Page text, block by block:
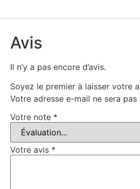
Avis
Il n’y a pas encore d’avis.
Soyez le premier à laisser votre
Votre adresse e-mail ne sera pas
Votre note *
Votre avis *